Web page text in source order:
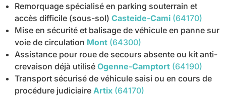
Remorquage spécialisé en parking souterrain et
accès difficile (sous-sol) Casteide-Cami (64170)
Mise en sécurité et balisage de véhicule en panne sur
voie de circulation Mont (64300)
Assistance pour roue de secours absente ou kit anti-
crevaison déjà utilisé Ogenne-Camptort (64190)
Transport sécurisé de véhicule saisi ou en cours de
procédure judiciaire Artix (64170)